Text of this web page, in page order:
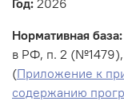
Нормативная база:
в РФ, п. 2 (№1479),
(Приложение к
содержанию